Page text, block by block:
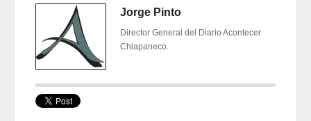
Jorge Pinto
Director General del Diario Acontecer
Chiapaneco.